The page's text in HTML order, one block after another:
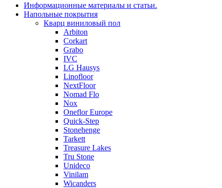
Информационные материалы и статьи.
Напольные покрытия
Кварц виниловый пол
Arbiton
Corkart
Grabo
IVC
LG Hausys
Linofloor
NextFloor
Nomad Flo
Nox
Oneflor Europe
Quick-Step
Stonehenge
Tarkett
Treasure Lakes
Tru Stone
Unideco
Vinilam
Wicanders